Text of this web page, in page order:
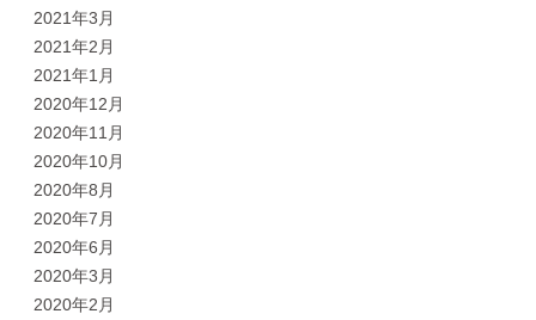
2021年3月
2021年2月
2021年1月
2020年12月
2020年11月
2020年10月
2020年8月
2020年7月
2020年6月
2020年3月
2020年2月